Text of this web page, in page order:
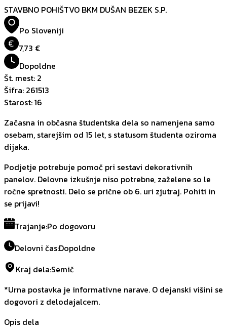
STAVBNO POHIŠTVO BKM DUŠAN BEZEK S.P.
Po Sloveniji
€ 7,73 €
Dopoldne
Št. mest: 2
Šifra: 261513
Starost:16
Začasna in občasna študentska dela so namenjena samo
osebam, starejšim od 15 let, s statusom študenta oziroma
dijaka.
Podjetje potrebuje pomoč pri sestavi dekorativnih
panelov. Delovne izkušnje niso potrebne, zaželene so le
ročne spretnosti. Delo se prične ob 6. uri zjutraj. Pohiti in
se prijavi!
Trajanje:Po dogovoru
Delovni čas:Dopoldne
Kraj dela:Semič
*Urna postavka je informativne narave. O dejanski višini se
dogovori z delodajalcem.
Opis dela